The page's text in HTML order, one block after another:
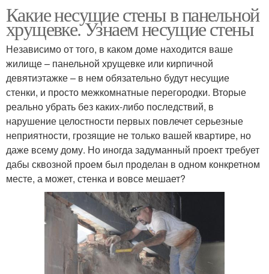
Какие несущие стены в панельной
хрущевке. Узнаем несущие стены
Независимо от того, в каком доме находится ваше
жилище – панельной хрущевке или кирпичной
девятиэтажке – в нем обязательно будут несущие
стенки, и просто межкомнатные перегородки. Вторые
реально убрать без каких-либо последствий, в
нарушение целостности первых повлечет серьезные
неприятности, грозящие не только вашей квартире, но
даже всему дому. Но иногда задуманный проект требует
дабы сквозной проем был проделан в одном конкретном
месте, а может, стенка и вовсе мешает?